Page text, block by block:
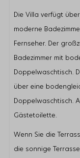
Lage
Garten in
Nur wenige
Schlafzimmer
Anzahl
Anzahl
Wohnbereich
Flatscreen TV
Gaskamin
Die Villa verfügt
moderne
Fernseher. Der
Badezimmer mit
Doppelwaschtisch.
über eine
Doppelwaschtisch.
Gästetoilette.
Wenn Sie die
die sonnige